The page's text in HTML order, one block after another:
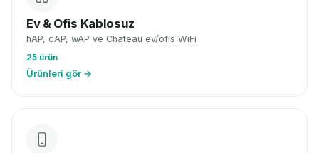
Ev & Ofis Kablosuz
hAP, cAP, wAP ve Chateau ev/ofis WiFi
25 ürün
Ürünleri gör →